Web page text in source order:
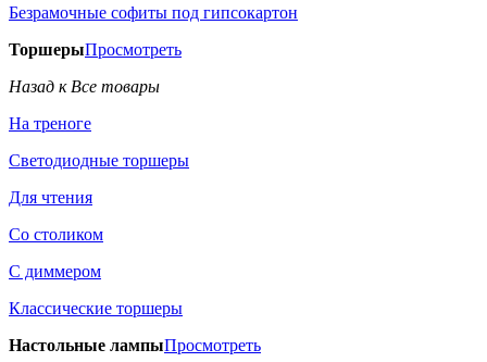
Безрамочные софиты под гипсокартон
ТоршерыПросмотреть
Назад к Все товары
На треноге
Светодиодные торшеры
Для чтения
Со столиком
С диммером
Классические торшеры
Настольные лампыПросмотреть